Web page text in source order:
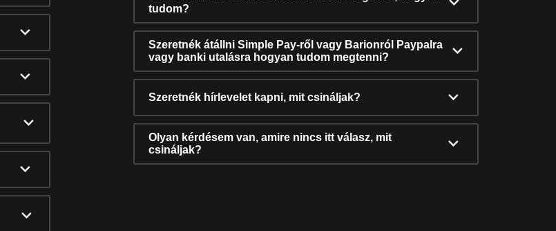
tudom?
Szeretnék átállni Simple Pay-ről vagy Barionról Paypalra
vagy banki utalásra hogyan tudom megtenni?
Szeretnék hírlevelet kapni, mit csináljak?
Olyan kérdésem van, amire nincs itt válasz, mit
csináljak?